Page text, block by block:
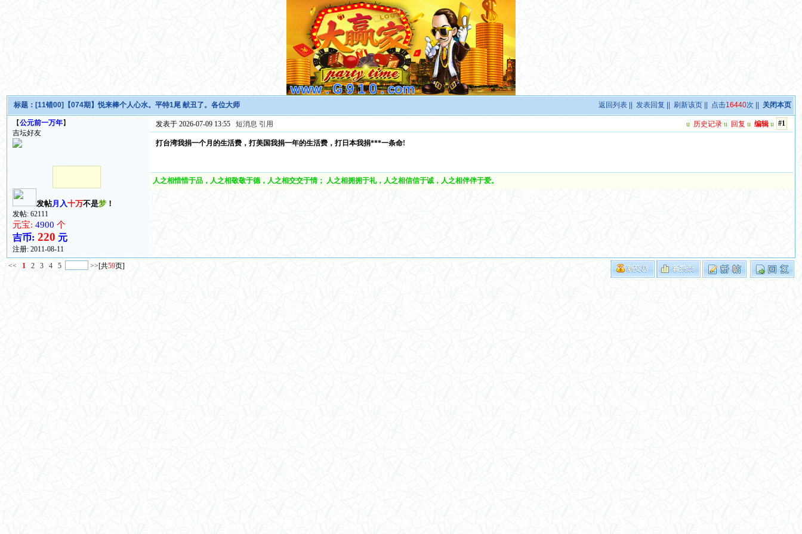
返回列表 ||发表回复 ||刷新该页 || 点击16440次 || 关闭本页
标题： [11错00]【074期】悦来棒个人心水。平特1尾 献丑了。各位大师
【公元前一万年】
吉坛好友
发帖月入十万不是梦 ！
发帖: 62111
元宝: 4900个
吉币: 220 元
注册:2011-08-11
#1
u 历史记录 u 回复 u 编辑 u
发表于 2026-07-09 13:55短消息 引用
打台湾我捐一个月的生活费，打美国我捐一年的生活费，打日本我捐***一条命!
人之相惜惜于品，人之相敬敬于德，人之相交交于情； 人之相拥拥于礼，人之相信信于诚，人之相伴伴于爱。
<< 1 2 3 4 5 >>[共59页]